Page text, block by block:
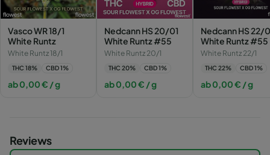
Vasco WR 18/1
White Runtz
White Runtz 18/1
THC 18% CBD1%
ab0,00€ / g
Nedcann HS 20/01
White Runtz #55
White Runtz 20/1
THC 20% CBD1%
ab0,00€ / g
Nedcann HS 22/
White Runtz #55
White Runtz 22/1
THC 22% CBD1%
ab0,00€ / g
Reviews